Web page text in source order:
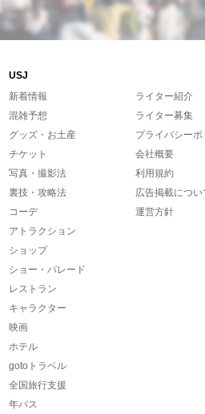
USJ
新着情報
混雑予想
グッズ・お土産
チケット
写真・撮影法
裏技・攻略法
コーデ
アトラクション
ショップ
ショー・パレード
レストラン
キャラクター
映画
ホテル
gotoトラベル
全国旅行支援
年パス
ライター紹介
ライター募集
プライバシーポ
会社概要
利用規約
広告掲載につい
運営方針